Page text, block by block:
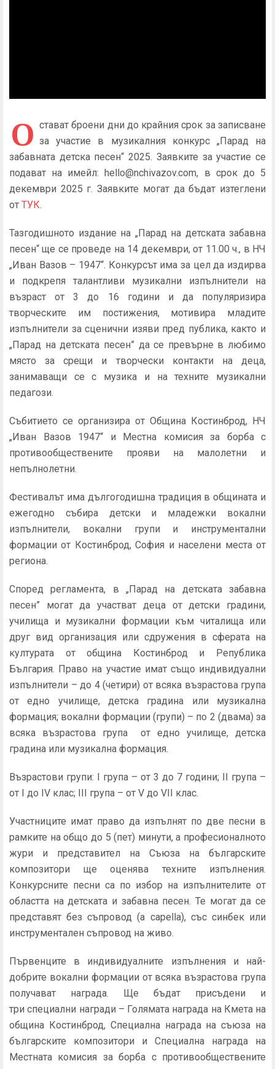
О стават броени дни до крайния срок за записване
за участие в музикалния конкурс „Парад на
забавната детска песен“ 2025. Заявките за участие се
подават на имейл: hello@nchivazov.com, в срок до 5
декември 2025 г.Заявките могат да бъдат изтеглени
от ТУК.
Тазгодишното издание на „Парад на детската забавна
песен“ ще се проведе на 14 декември, от 11.00 ч., в НЧ
„Иван Вазов – 1947“. Конкурсът има за цел да издирва
и подкрепя талантливи музикални изпълнители на
възраст от 3 до 16 години и да популяризира
творческите им постижения, мотивира младите
изпълнители за сценични изяви пред публика, както и
„Парад на детската песен” да се превърне в любимо
място за срещи и творчески контакти на деца,
занимаващи се с музика и на техните музикални
педагози.
Събитието се организира от Община Костинброд, НЧ
„Иван Вазов 1947“ и Местна комисия за борба с
противообществените прояви на малолетни и
непълнолетни.
Фестивалът има дългогодишна традиция в общината и
ежегодно събира детски и младежки вокални
изпълнители, вокални групи и инструментални
формации от Костинброд, София и населени места от
региона.
Според регламента, в „Парад на детската забавна
песен” могат да участват деца от детски градини,
училища и музикални формации към читалища или
друг вид организация или сдружения в сферата на
културата от община Костинброд и Република
България. Право на участие имат също индивидуални
изпълнители – до 4 (четири) от всяка възрастова група
от едно училище, детска градина или музикална
формация; вокални формации (групи) – по 2 (двама) за
всяка възрастова група от едно училище, детска
градина или музикална формация.
Възрастови групи: I група – от 3 до 7 години; II група –
от I до IV клас; III група – от V до VII клас.
Участниците имат право да изпълнят по две песни в
рамките на общо до 5 (пет) минути, а професионалното
жури и представител на Съюза на българските
композитори ще оценява техните изпълнения.
Конкурсните песни са по избор на изпълнителите от
областта на детската и забавна песен. Те могат да се
представят без съпровод (a capella), със синбек или
инструментален съпровод на живо.
Първенците в индивидуалните изпълнения и най-
добрите вокални формации от всяка възрастова група
получават награда. Ще бъдат присъдени и
три специални награди – Голямата награда на Кмета на
община Костинброд, Специална награда на съюза на
българските композитори и Специална награда на
Местната комисия за борба с противообществените